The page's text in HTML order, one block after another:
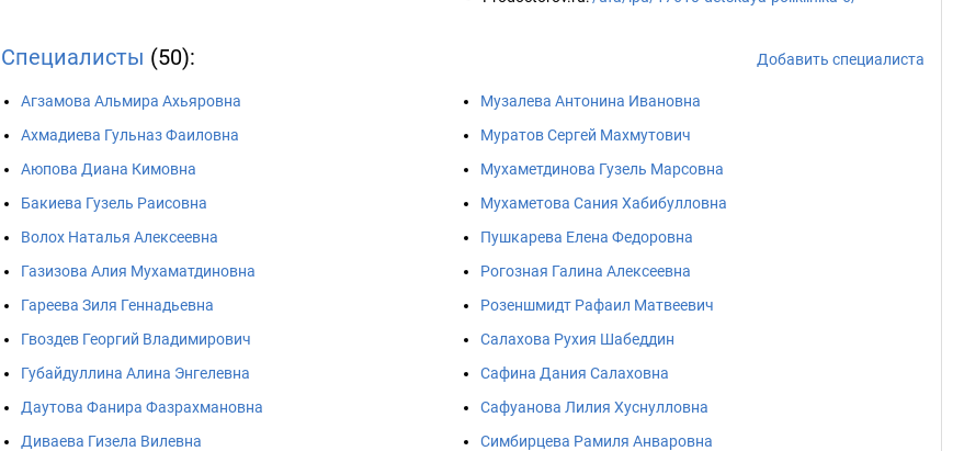
Специалисты (50): Добавить специалиста
Агзамова Альмира Ахьяровна
Ахмадиева Гульназ Фаиловна
Аюпова Диана Кимовна
Бакиева Гузель Раисовна
Волох Наталья Алексеевна
Газизова Алия Мухаматдиновна
Гареева Зиля Геннадьевна
Гвоздев Георгий Владимирович
Губайдуллина Алина Энгелевна
Даутова Фанира Фазрахмановна
Диваева Гизела Вилевна
Музалева Антонина Ивановна
Муратов Сергей Махмутович
Мухаметдинова Гузель Марсовна
Мухаметова Сания Хабибулловна
Пушкарева Елена Федоровна
Рогозная Галина Алексеевна
Розеншмидт Рафаил Матвеевич
Салахова Рухия Шабеддин
Сафина Дания Салаховна
Сафуанова Лилия Хуснулловна
Симбирцева Рамиля Анваровна